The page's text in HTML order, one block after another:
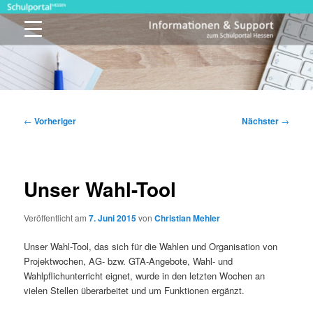
Zum
primären
springenSchulportal Hessen
Beitragsnavigation
← Vorheriger Nächster →
Unser Wahl-Tool
Veröffentlicht am7. Juni 2015vonChristian Mehler
Unser Wahl-Tool, das sich für die Wahlen und Organisation von
Projektwochen, AG- bzw. GTA-Angebote, Wahl- und
Wahlpflichunterricht eignet, wurde in den letzten Wochen an
vielen Stellen überarbeitet und um Funktionen ergänzt.